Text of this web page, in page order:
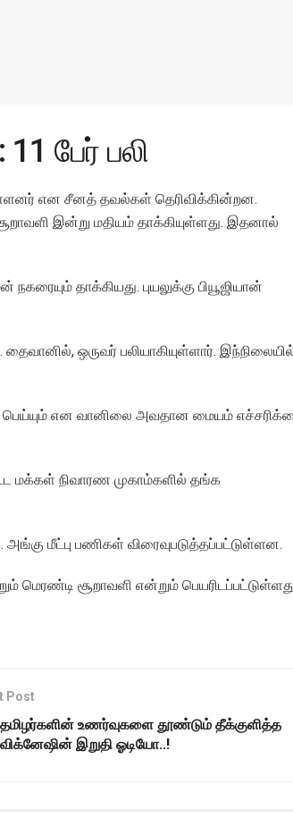
பேர் பலி
என சீனத் தவல்கள் தெரிவிக்கின்றன.
இன்று மதியம் தாக்கியுள்ளது. இதனால்
தாக்கியது. புயலுக்கு பியூஜியான்
ஒருவர் பலியாகியுள்ளார்.
பெய்யும் என வானிலை அவதான மையம்
மக்கள் நிவாரண முகாம்களில் தங்க
மீட்பு பணிகள் விரைவுபடுத்தப்பட்டுள்ளன.
மெரண்டி சூறாவளி என்றும்
Post
தமிழர்களின் உணர்வுகளை தூண்டும் தீக்குளித்த
விக்னேஷின் இறுதி ஓடியோ..!